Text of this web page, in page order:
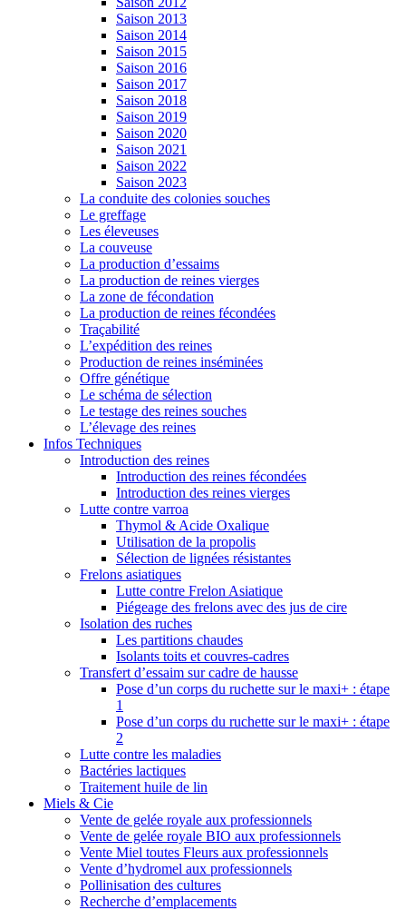
Saison 2013
Saison 2014
Saison 2015
Saison 2016
Saison 2017
Saison 2018
Saison 2019
Saison 2020
Saison 2021
Saison 2022
Saison 2023
La conduite des colonies souches
Le greffage
Les éleveuses
La couveuse
La production d’essaims
La production de reines vierges
La zone de fécondation
La production de reines fécondées
Traçabilité
L’expédition des reines
Production de reines inséminées
Offre génétique
Le schéma de sélection
Le testage des reines souches
L’élevage des reines
Infos Techniques
Introduction des reines
Introduction des reines fécondées
Introduction des reines vierges
Lutte contre varroa
Thymol & Acide Oxalique
Utilisation de la propolis
Sélection de lignées résistantes
Frelons asiatiques
Lutte contre Frelon Asiatique
Piégeage des frelons avec des jus de cire
Isolation des ruches
Les partitions chaudes
Isolants toits et couvres-cadres
Transfert d’essaim sur cadre de hausse
Pose d’un corps du ruchette sur le maxi+ : étape
1
Pose d’un corps du ruchette sur le maxi+ : étape
2
Lutte contre les maladies
Bactéries lactiques
Traitement huile de lin
Miels & Cie
Vente de gelée royale aux professionnels
Vente de gelée royale BIO aux professionnels
Vente Miel toutes Fleurs aux professionnels
Vente d’hydromel aux professionnels
Pollinisation des cultures
Recherche d’emplacements